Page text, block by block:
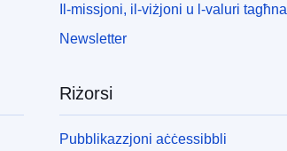
Il-missjoni, il-viżjoni u l-valuri tagħna
Newsletter
Riżorsi
Pubblikazzjoni aċċessibbli